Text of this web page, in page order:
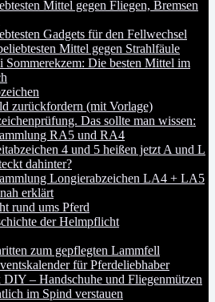
Mittel gegen Fliegen, Bremsen
Gadgets für den Fellwechsel
Mittel gegen Strahlfäule
Sommerekzem: Die besten Mittel im
zurückfordern (mit Vorlage)
Das sollte man wissen:
RA5 und RA4
4 und 5 heißen jetzt A und L
dahinter?
Longierabzeichen LA4 + LA5
erklärt
rund ums Pferd
der Helmpflicht
zum gepflegten Lammfell
für Pferdeliebhaber
DIY – Handschuhe und Fliegenmützen
im Spind verstauen